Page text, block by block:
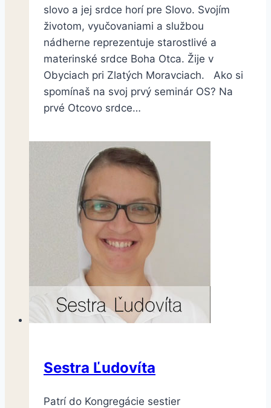
slovo a jej srdce horí pre Slovo. Svojím
životom, vyučovaniami a službou
nádherne reprezentuje starostlivé a
materinské srdce Boha Otca. Žije v
Obyciach pri Zlatých Moravciach. Ako si
spomínaš na svoj prvý seminár OS? Na
prvé Otcovo srdce…
Sestra Ľudovíta
Patrí do Kongregácie sestier